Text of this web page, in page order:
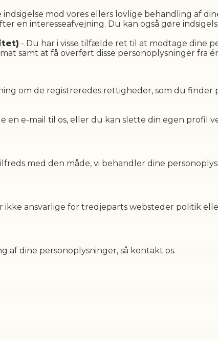
mod vores ellers lovlige behandling af
en interesseafvejning. Du kan også gøre
- Du har i visse tilfælde ret til at modtage dine
samt at få overført disse personoplysninger fra
om de registreredes rettigheder, som du finder
e-mail til os, eller du kan slette din egen profil
med den måde, vi behandler dine
ansvarlige for tredjeparts websteder politik
af dine personoplysninger, så kontakt os.